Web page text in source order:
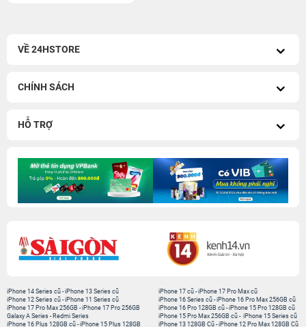
VỀ 24HSTORE
CHÍNH SÁCH
HỖ TRỢ
iPhone 14 Series cũ -iPhone 13 Series cũ
iPhone 12 Series cũ -iPhone 11 Series cũ
iPhone 17 Pro Max 256GB -iPhone 17 Pro 256GB
Galaxy A Series - Redmi Series
iPhone 17 cũ-iPhone 17 Pro Max cũ
iPhone 16 Series cũ- iPhone 16 Pro Max 256GB cũ
iPhone 16 Pro 128GB cũ-iPhone 15 Pro 128GB cũ
iPhone 15 Pro Max 256GB cũ- iPhone 15 Series cũ
iPhone 16 Plus 128GB cũ -iPhone 15 Plus 128GB
iPhone 13 128GB Cũ-iPhone 12 Pro Max 128GB Cũ